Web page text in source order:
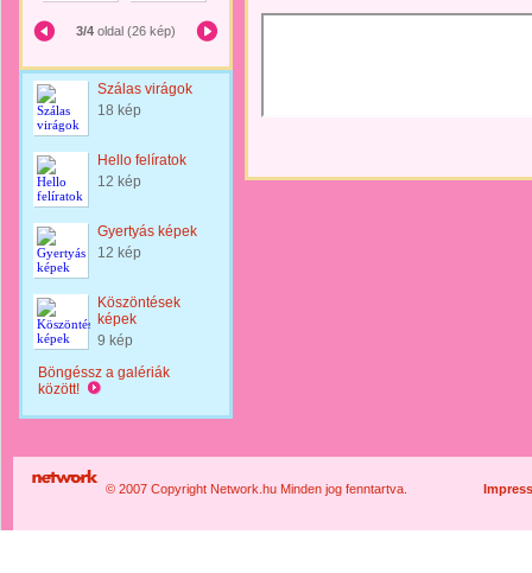
3/4 oldal (26 kép)
Szálas virágok
18 kép
Hello felíratok
12 kép
Gyertyás képek
12 kép
Köszöntések
képek
9 kép
Böngéssz a galériák
között!
© 2007 Copyright Network.hu Minden jog fenntartva.